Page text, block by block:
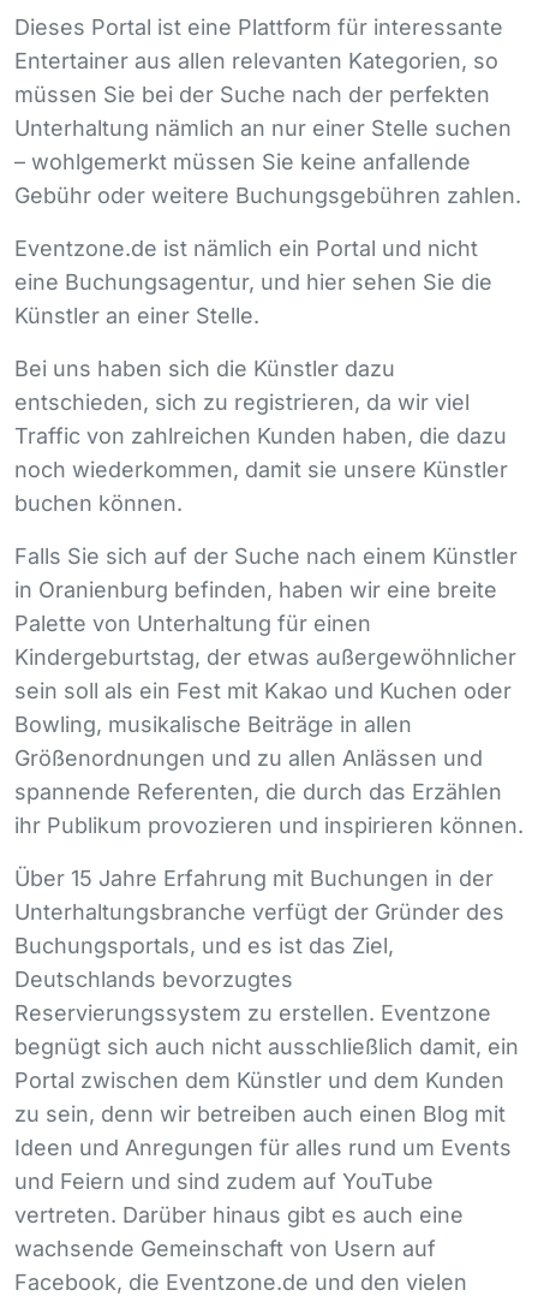
Dieses Portal ist eine Plattform für interessante
Entertainer aus allen relevanten Kategorien, so
müssen Sie bei der Suche nach der perfekten
Unterhaltung nämlich an nur einer Stelle suchen
– wohlgemerkt müssen Sie keine anfallende
Gebühr oder weitere Buchungsgebühren zahlen.
Eventzone.de ist nämlich ein Portal und nicht
eine Buchungsagentur, und hier sehen Sie die
Künstler an einer Stelle.
Bei uns haben sich die Künstler dazu
entschieden, sich zu registrieren, da wir viel
Traffic von zahlreichen Kunden haben, die dazu
noch wiederkommen, damit sie unsere Künstler
buchen können.
Falls Sie sich auf der Suche nach einem Künstler
in Oranienburg befinden, haben wir eine breite
Palette von Unterhaltung für einen
Kindergeburtstag, der etwas außergewöhnlicher
sein soll als ein Fest mit Kakao und Kuchen oder
Bowling, musikalische Beiträge in allen
Größenordnungen und zu allen Anlässen und
spannende Referenten, die durch das Erzählen
ihr Publikum provozieren und inspirieren können.
Über 15 Jahre Erfahrung mit Buchungen in der
Unterhaltungsbranche verfügt der Gründer des
Buchungsportals, und es ist das Ziel,
Deutschlands bevorzugtes
Reservierungssystem zu erstellen. Eventzone
begnügt sich auch nicht ausschließlich damit, ein
Portal zwischen dem Künstler und dem Kunden
zu sein, denn wir betreiben auch einen Blog mit
Ideen und Anregungen für alles rund um Events
und Feiern und sind zudem auf YouTube
vertreten. Darüber hinaus gibt es auch eine
wachsende Gemeinschaft von Usern auf
Facebook, die Eventzone.de und den vielen